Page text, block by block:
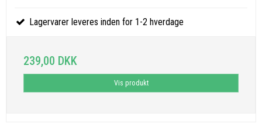
Lagervarer leveres inden for 1-2 hverdage
239,00 DKK
Vis produkt